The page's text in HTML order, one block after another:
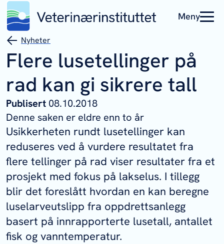
Meny
Nyheter
Flere lusetellinger på
rad kan gi sikrere tall
Publisert 08.10.2018
Denne saken er eldre enn to år
Usikkerheten rundt lusetellinger kan
reduseres ved å vurdere resultatet fra
flere tellinger på rad viser resultater fra et
prosjekt med fokus på lakselus. I tillegg
blir det foreslått hvordan en kan beregne
luselarveutslipp fra oppdrettsanlegg
basert på innrapporterte lusetall, antallet
fisk og vanntemperatur.